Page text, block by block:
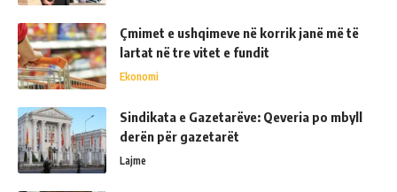
Çmimet e ushqimeve në korrik janë më të
lartat në tre vitet e fundit
Ekonomi
Sindikata e Gazetarëve: Qeveria po mbyll
derën për gazetarët
Lajme